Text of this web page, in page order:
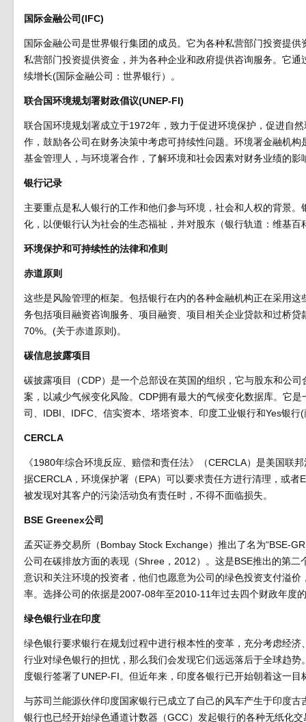
国际金融公司(IFC)
国际金融公司是世界银行集团的成员。它为各种私营部门投资提
私营部门投资提供资金，并为各种企业和政府提供咨询服务。它
续增长(国际金融公司：世界银行）。
联合国环境规划署财政倡议(UNEP-FI)
联合国环境规划署成立于1972年，致力于促进环境保护，促进自
作，鼓励各公司在财务决策中考虑可持续性问题。环境署金融机
基金管理人，与环境署合作，了解环境和社会因素对财务业绩的
银行记录
主要重点是私人银行的工作和他们参与环境，社会和人权的背景
化，以便银行认为社会的生态福祉，并对股东（银行轨道：维基百
环境保护和可持续性的法律和准则
赤道原则
这些是风险管理的框架。包括银行在内的各种金融机构正在采用
务包括项目融资咨询服务、项目融资、项目相关企业贷款和过桥
70%。(关于赤道原则)。
碳信息披露项目
碳披露项目（CDP）是一个总部设在英国的组织，它与股东和公
案，以减少气候变化风险。CDP拥有最大的气候变化数据库。它
司、IDBI、IDFC、信实资本、塔塔资本、印度工业银行和Yes银行
CERCLA
《1980年综合环境反应、赔偿和责任法》（CERCLA）是美国联
据CERCLA，环境保护署（EPA）可以要求责任方进行清理，或
被发现对其客户的污染活动负有责任时，不得不面临损失。
BSE Greenex公司
孟买证券交易所（Bombay Stock Exchange）推出了名为“BSE-
公司在碳排放方面的表现（Shree，2012）。这是BSE推出的第
意识和关注环境的投资者，他们也愿意为公司的绿色投资支付溢
率。选择公司的依据是2007-08年至2010-11年过去四个财政年度
绿色银行业在印度
绿色银行要求银行在规划过程中进行根本性的变革，充分考虑经
行业对绿色银行的担忧，那么我们会发现它们远远落后于全球趋
度银行签署了UNEP-FI。但近年来，印度各银行已开始朝着这一
与苏司兰能源伙伴印度国家银行已成立了自己的风车产生于印度
银行也已经开始绿色通道计数器（GCC）发起银行的各种无纸化